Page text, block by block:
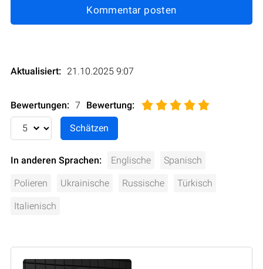
Kommentar posten
Aktualisiert: 21.10.2025 9:07
Bewertungen: 7 Bewertung:
In anderen Sprachen: Englische Spanisch
Polieren Ukrainische Russische Türkisch
Italienisch